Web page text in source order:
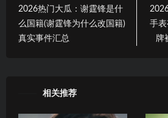
2026热门大瓜：谢霆锋是什
么国籍(谢霆锋为什么改国籍)
真实事件汇总
手
牌
相关推荐